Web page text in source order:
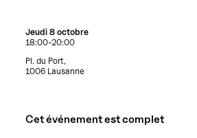
Jeudi 8 octobre
18:00-20:00
Pl. du Port,
1006 Lausanne
Cet événement est complet